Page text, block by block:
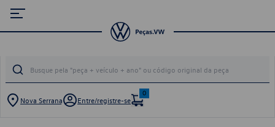
Nova Serrana Entre/registre-se
0